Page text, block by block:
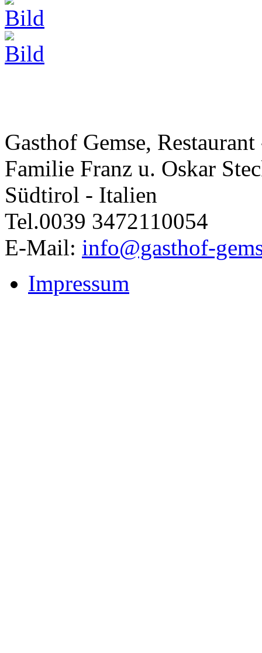
Gasthof Gemse,
Familie Franz u. Oskar
Südtirol - Italien
Tel.0039 3472110054
E-Mail: info@gasthof-
Impressum